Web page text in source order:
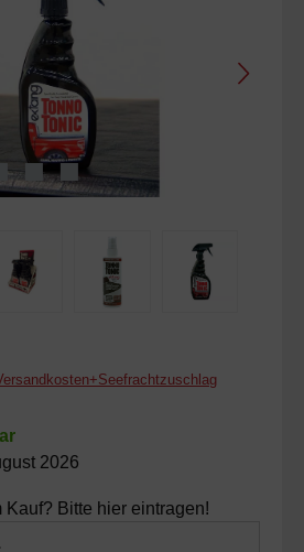
2026
Bitte hier eintragen!